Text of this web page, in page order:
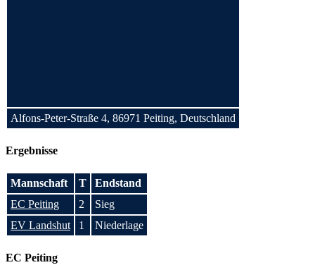
Alfons-Peter-Straße 4, 86971 Peiting, Deutschland
Ergebnisse
Mannschaft T
Endstand
EC Peiting
2
Sieg
EV Landshut
1 Niederlage
EC Peiting